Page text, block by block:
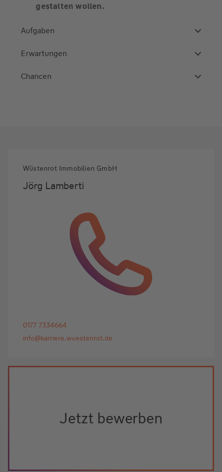
gestalten wollen.
Aufgaben
Erwartungen
Chancen
Wüstenrot Immobilien GmbH
Jörg Lamberti
0177 7334664
info@karriere.wuestenrot.de
Jetzt bewerben